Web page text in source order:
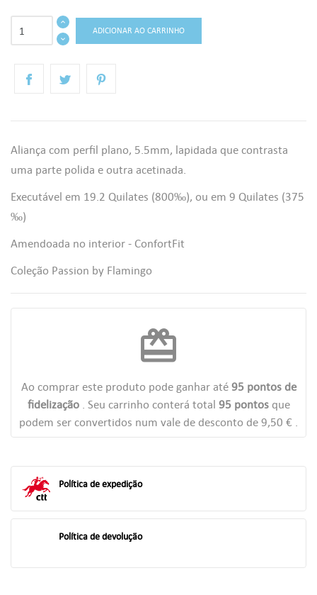
ADICIONAR AO CARRINHO
redeem
Ao comprar este produto pode ganhar até 95pontos de
fidelização. Seu carrinho conterá total 95pontosque
podem ser convertidos num vale de desconto de 9,50 € .
Aliança com perfil plano, 5.5mm, lapidada que contrasta
uma parte polida e outra acetinada.
Executável em 19.2 Quilates (800‰), ou em 9 Quilates (375
‰)
Amendoada no interior - ConfortFit
Coleção Passion by Flamingo
Política de expedição
Política de devolução
AS MINHAS LISTAS DE DESEJOS
((TITLE))
((LABEL))
((CANCELTEXT))
ENTRAR
Você precisa estar logado para salvar produtos em sua lista de
((CANCELTEXT))